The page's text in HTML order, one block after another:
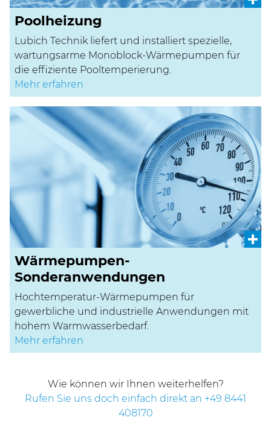
Poolheizung
Lubich Technik liefert und installiert spezielle,
wartungsarme Monoblock-Wärmepumpen für
die effiziente Pooltemperierung.
Mehr erfahren
Wärmepumpen-
Sonderanwendungen
Hochtemperatur-Wärmepumpen für
gewerbliche und industrielle Anwendungen mit
hohem Warmwasserbedarf.
Mehr erfahren
Wie können wir Ihnen weiterhelfen?
Rufen Sie uns doch einfach direkt an +49 8441
408170